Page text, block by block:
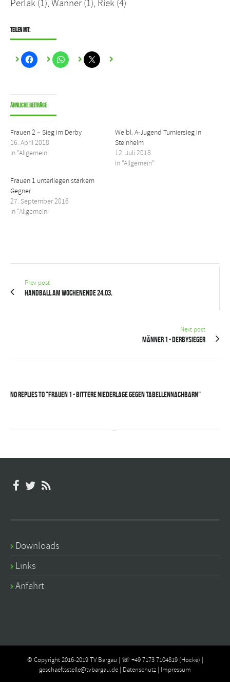
Perlak (1), Wanner (1), Riek (4)
Teilen mit:
Ähnliche Beiträge
Frauen 2 – Sieg im Derby
16. April 2018
In "Allgemein"
Weibl. A-Jugend Turniersieg in
Steinheim
12. Juli 2018
In "Allgemein"
Frauen 1 unterliegen starkem
Gegner
27. September 2016
In "Allgemein"
Prev post
Handball am Wochenende 24.03.
Next post
Männer 1 - Derbysieger
No Replies to "Frauen 1 - Bittere Niederlage gegen Tabellennachbarn"
Downloads
Links
Anfahrt
© Copyright 2016-2019 TV Bargau | ☏ +49 7173 7104819 (Hocke) |
geschaeftsstelle@tvbargau.de | Datenschutz | Impressum